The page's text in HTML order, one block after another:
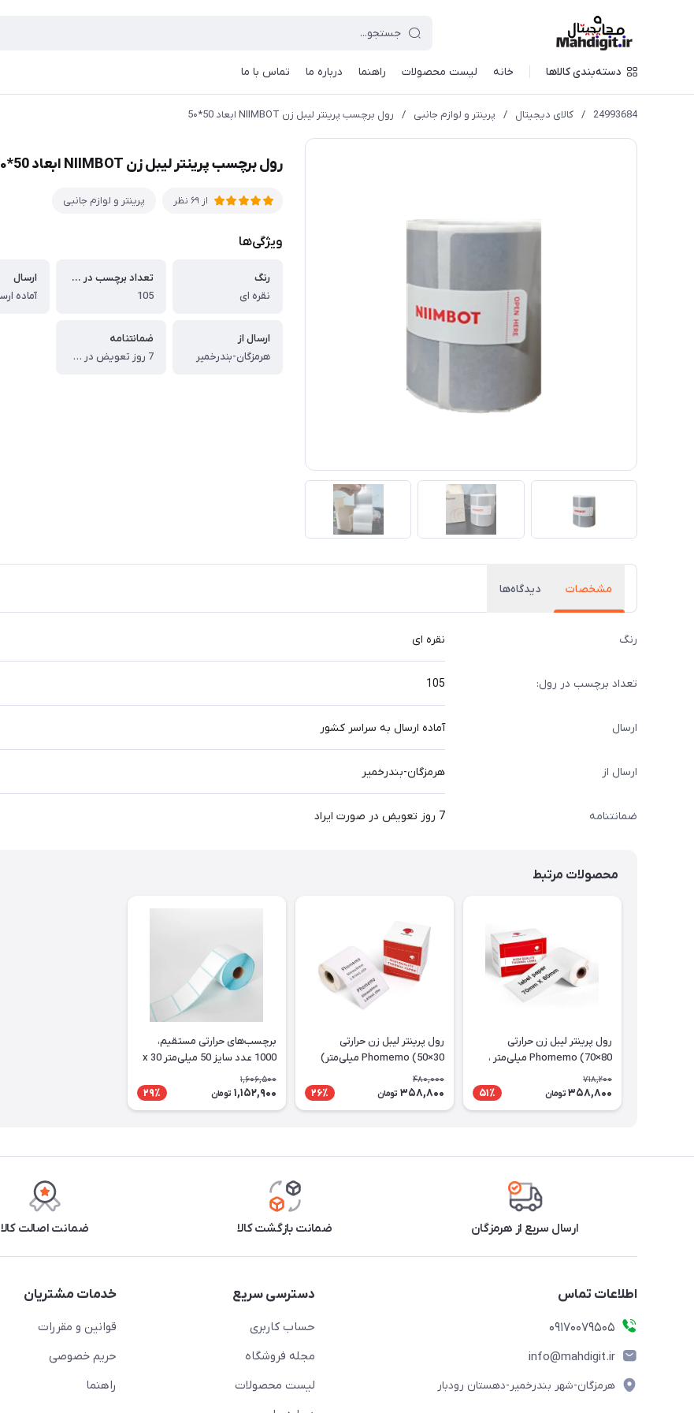
دسته‌بندی کالاها خانه لیست محصولات راهنما درباره ما تماس با ما
24993684
/ کالای دیجیتال / پرینتر و لوازم جانبی / رول برچسب پرینتر لیبل زن NIIMBOT ابعاد 50*5۰
رول برچسب پرینتر لیبل زن NIIMBOT ابعاد 50*5۰
از 69 نظر پرینتر و لوازم جانبی
ویژگی‌ها
رنگ
نقره ای
تعداد برچسب در رول:
105
ارسال
ارسال از
هرمزگان-بندرخمیر
ضمانتنامه
7 روز تعویض در صورت ایراد
مشخصات دیدگاه‌ها
رنگ نقره ای
تعداد برچسب در رول: 105
ارسال آماده ارسال به سراسر کشور
ارسال از هرمزگان-بندرخمیر
ضمانتنامه 7 روز تعویض در صورت ایراد
محصولات مرتبط
رول پرینتر لیبل زن حرارتی
Phomemo (70×80 میلی‌متر ،
سفید )
718,200
358,800 تومان 51٪
رول پرینتر لیبل زن حرارتی
Phomemo (50×30 میلی‌متر)
480,000
358,800 تومان 26٪
برچسب‌های حرارتی مستقیم،
1000 عدد سایز 50 میلی‌متر x 30
میلی‌متر
1,606,500
1,152,900 تومان 29٪
ارسال سریع از هرمزگان ضمانت بازگشت کالا ضمانت اصالت کالا
اطلاعات تماس
09170079505
info@mahdigit.ir
هرمزگان-شهر بندرخمیر-دهستان رودبار
دسترسی سریع
حساب کاربری
مجله فروشگاه
لیست محصولات
خدمات مشتریان
قوانین و مقررات
حریم خصوصی
راهنما